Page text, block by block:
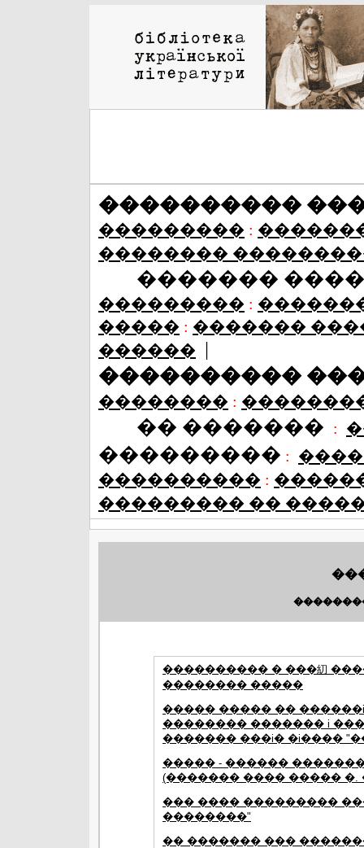
����������
��������� :
��������
�������
��������� :
����� : �������
������ |
����������
�������� :
�� ������� :
��������� :
���������� :
��������� ��
���������� � ���糿
�������� �����
����� ����� ��
�������� ������� i
������� ���i� �i����
����� - ������
(������� ���� ����� �.
��� ���� ���������
��������"
�� ������� ���